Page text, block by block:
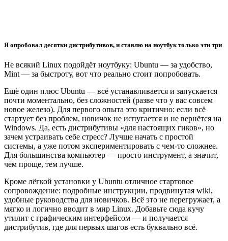
Я опробовал десятки дистрибутивов, и ставлю на ноутбук только эти три
Не всякий Linux подойдёт ноутбуку: Ubuntu — за удобство,
Mint — за быстроту, вот что реально стоит попробовать.
Ещё один плюс Ubuntu — всё устанавливается и запускается
почти моментально, без сложностей (разве что у вас совсем
новое железо). Для первого опыта это критично: если всё
стартует без проблем, новичок не испугается и не вернётся на
Windows. Да, есть дистрибутивы «для настоящих гиков», но
зачем устраивать себе стресс? Лучше начать с простой
системы, а уже потом экспериментировать с чем-то сложнее.
Для большинства компьютер — просто инструмент, а значит,
чем проще, тем лучше.
Кроме лёгкой установки у Ubuntu отличное стартовое
сопровождение: подробные инструкции, продвинутая wiki,
удобные руководства для новичков. Всё это не перегружает, а
мягко и логично вводит в мир Linux. Добавьте сюда кучу
утилит с графическим интерфейсом — и получается
дистрибутив, где для первых шагов есть буквально всё.